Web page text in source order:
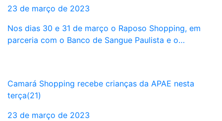
23 de março de 2023
Nos dias 30 e 31 de março o Raposo Shopping, em
parceria com o Banco de Sangue Paulista e o…
Camará Shopping recebe crianças da APAE nesta
terça(21)
23 de março de 2023